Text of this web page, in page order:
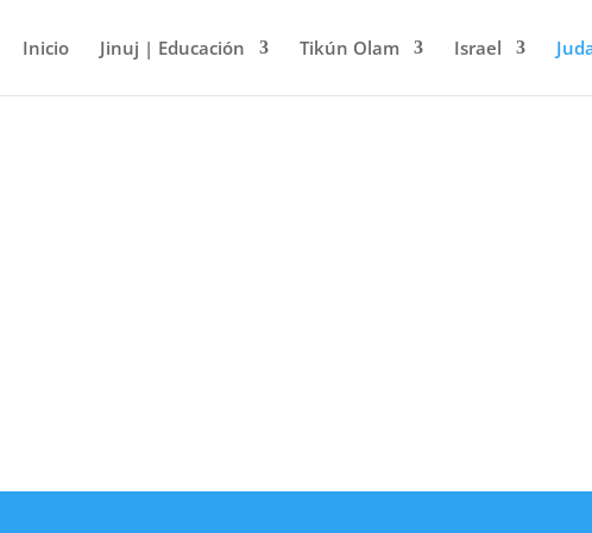
Inicio Jinuj | Educación Tikún Olam Israel